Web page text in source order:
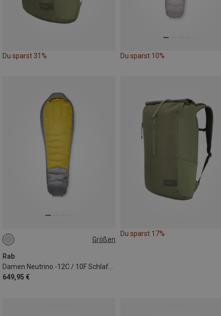
Du sparst 31% Du sparst 10%
Größen
Rab
Damen Neutrino -12C / 10F Schlafsack
649,95 €
MAX. 170CM | LEFT
Du sparst 17%